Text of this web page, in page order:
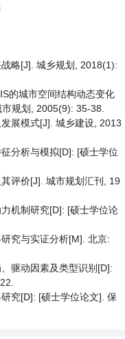
略[J]. 城乡规划, 2018(1):
的城市空间结构动态变化
规划, 2005(9): 35-38.
展模式[J]. 城乡建设, 2013
分析与模拟[D]: [硕士学位
评价[J]. 城市规划汇刊, 19
机制研究[D]: [硕士学位论
究与实证分析[M]. 北京:
驱动因素及类型识别[D]:
究[D]: [硕士学位论文]. 保